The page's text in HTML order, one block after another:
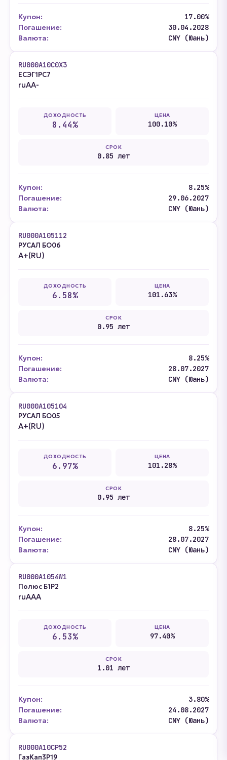
Купон:
17.00%
Погашение:
30.04.2028
Валюта:
CNY (Юань)
RU000A10C0X3
ЕСЭГ1PC7
ruAA-
ДОХОДНОСТЬ
8.44%
ЦЕНА
100.10%
СРОК
0.85 лет
Купон:
8.25%
Погашение:
29.06.2027
Валюта:
CNY (Юань)
RU000A105112
РУСАЛ БО06
A+(RU)
ДОХОДНОСТЬ
6.58%
ЦЕНА
101.63%
СРОК
0.95 лет
Купон:
8.25%
Погашение:
28.07.2027
Валюта:
CNY (Юань)
RU000A105104
РУСАЛ БО05
A+(RU)
ДОХОДНОСТЬ
6.97%
ЦЕНА
101.28%
СРОК
0.95 лет
Купон:
8.25%
Погашение:
28.07.2027
Валюта:
CNY (Юань)
RU000A1054W1
Полюс Б1P2
ruAAA
ДОХОДНОСТЬ
6.53%
ЦЕНА
97.40%
СРОК
1.01 лет
Купон:
3.80%
Погашение:
24.08.2027
Валюта:
CNY (Юань)
RU000A10CP52
ГазКап3P19